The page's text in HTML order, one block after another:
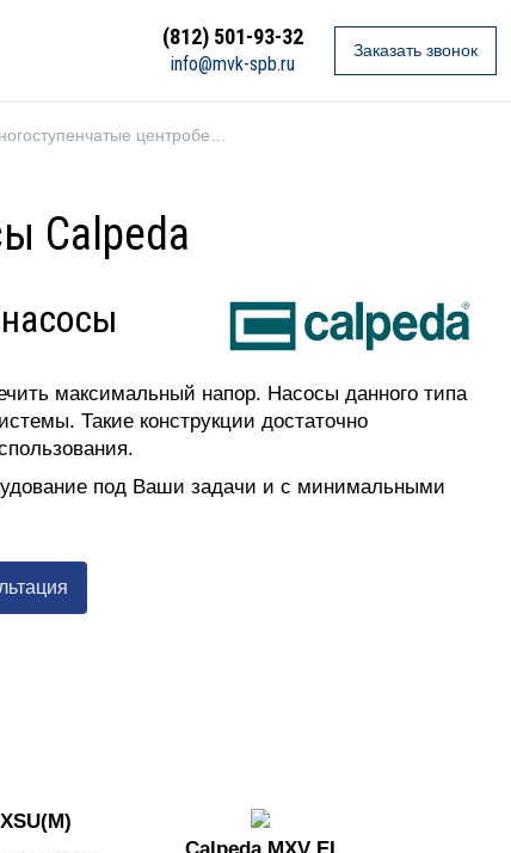
(812) 501-93-32
info@mvk-spb.ru
Заказать звонок
Calpeda
максимальный напор. Насосы данного типа
Такие конструкции достаточно
под Ваши задачи и с минимальными
Calpeda MXV EI